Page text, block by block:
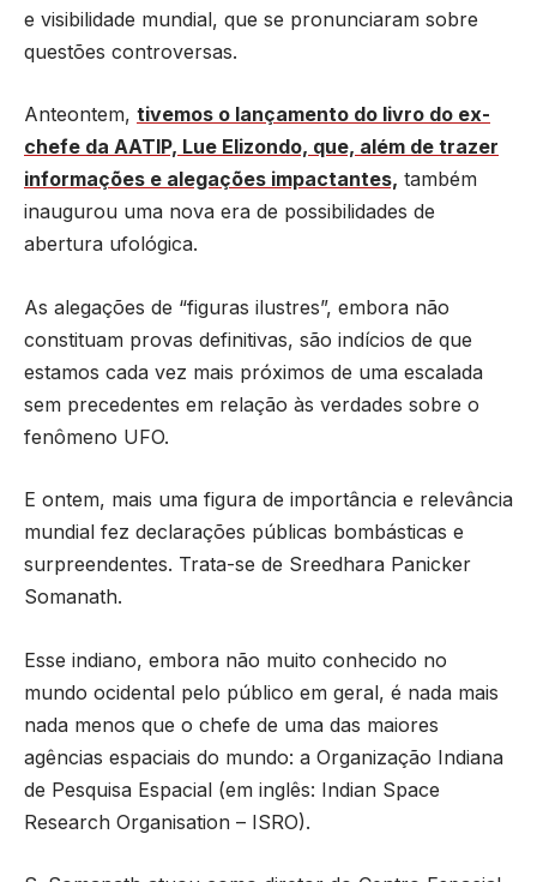
e visibilidade mundial, que se pronunciaram sobre
questões controversas.
Anteontem, tivemos o lançamento do livro do ex-
chefe da AATIP, Lue Elizondo, que, além de trazer
informações e alegações impactantes, também
inaugurou uma nova era de possibilidades de
abertura ufológica.
As alegações de “figuras ilustres”, embora não
constituam provas definitivas, são indícios de que
estamos cada vez mais próximos de uma escalada
sem precedentes em relação às verdades sobre o
fenômeno UFO.
E ontem, mais uma figura de importância e relevância
mundial fez declarações públicas bombásticas e
surpreendentes. Trata-se de Sreedhara Panicker
Somanath.
Esse indiano, embora não muito conhecido no
mundo ocidental pelo público em geral, é nada mais
nada menos que o chefe de uma das maiores
agências espaciais do mundo: a Organização Indiana
de Pesquisa Espacial (em inglês: Indian Space
Research Organisation – ISRO).